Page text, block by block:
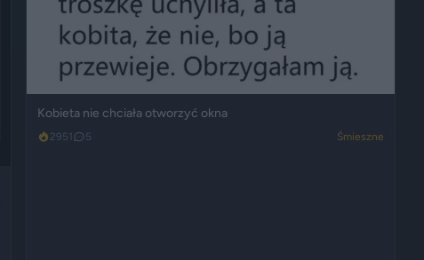
Kobieta nie chciała otworzyć okna
2951 5 Śmieszne